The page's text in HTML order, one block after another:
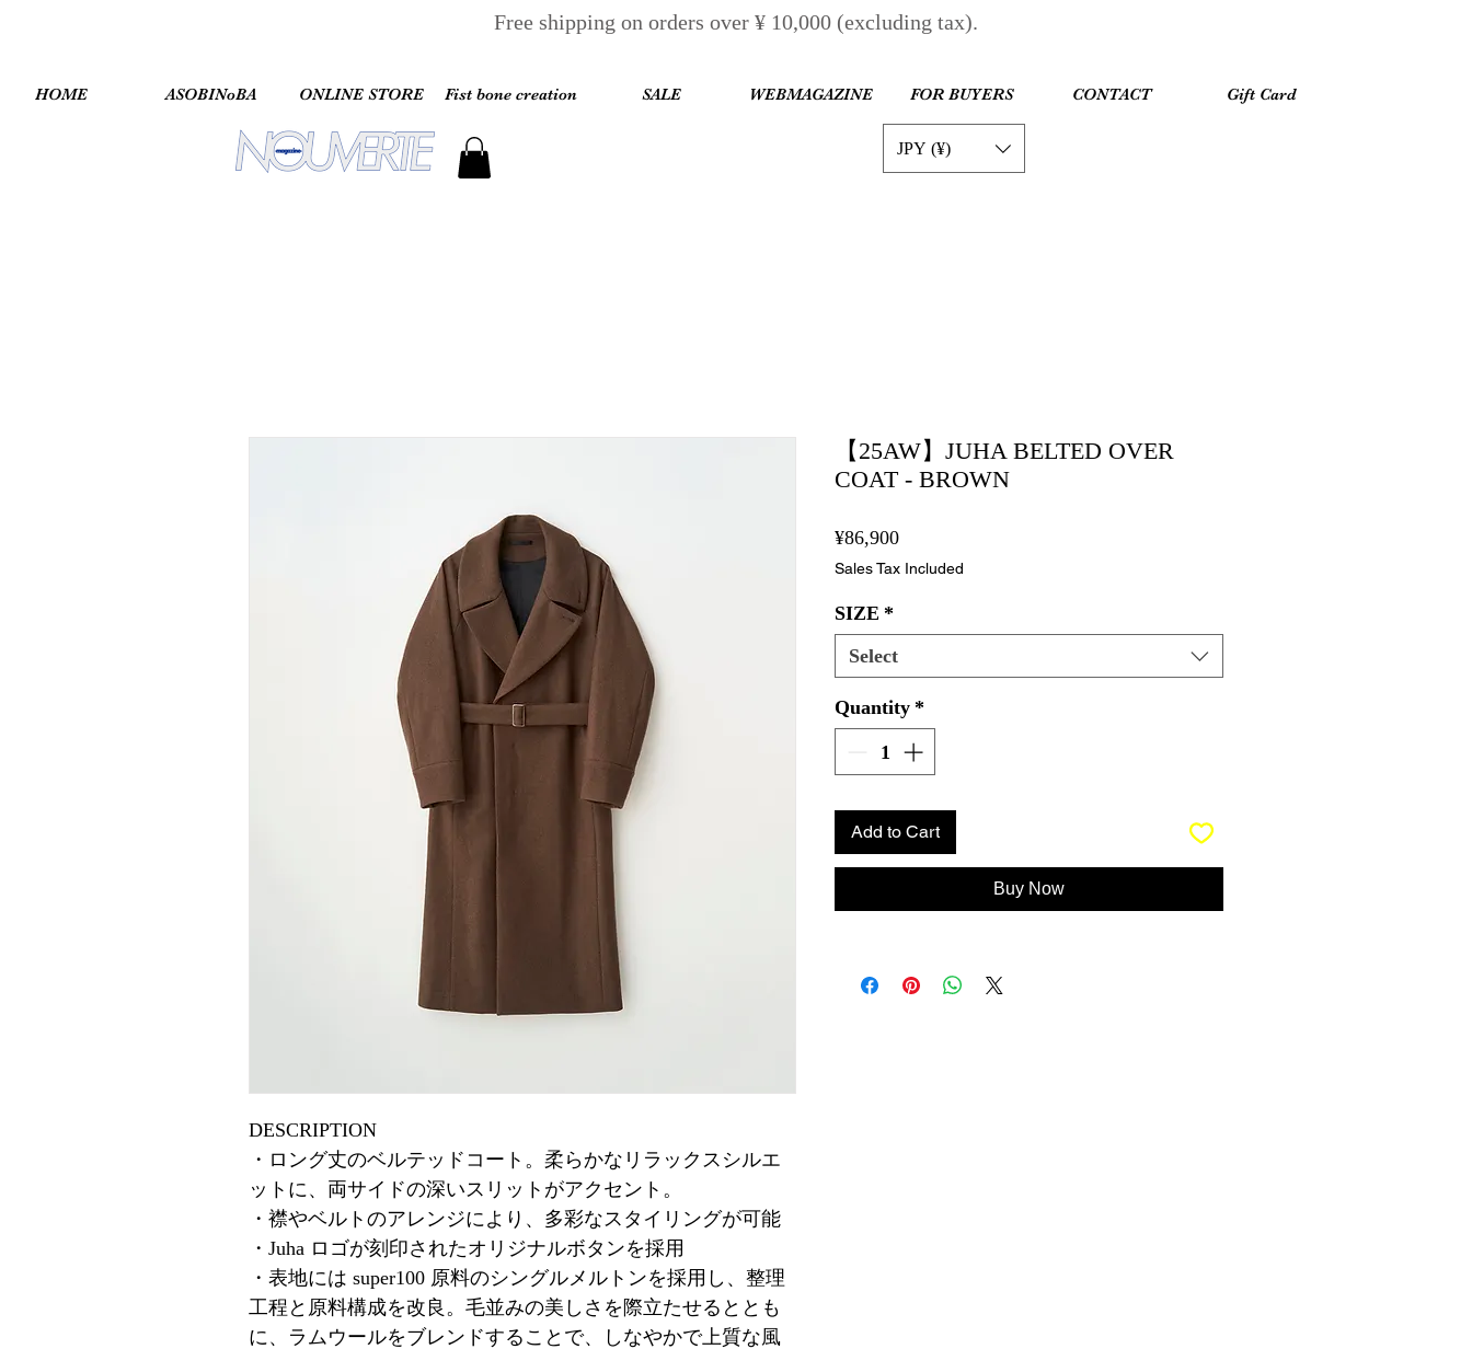
Free shipping on orders over ¥ 10,000 (excluding tax).
HOME ASOBINoBA ONLINE STORE Fist bone creation SALE WEBMAGAZINE FOR BUYERS CONTACT Gift Card
JPY (¥)
DESCRIPTION
・ロング丈のベルテッドコート。柔らかなリラックスシルエ
ットに、両サイドの深いスリットがアクセント。
・襟やベルトのアレンジにより、多彩なスタイリングが可能
・Juha ロゴが刻印されたオリジナルボタンを採用
・表地には super100 原料のシングルメルトンを採用し、整理
工程と原料構成を改良。毛並みの美しさを際立たせるととも
に、ラムウールをブレンドすることで、しなやかで上質な風
【25AW】JUHA BELTED OVER
COAT - BROWN
¥86,900Price
Sales Tax Included
SIZE *
Select
Quantity *
Add to Cart
Buy Now